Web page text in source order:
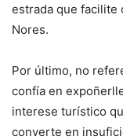
estrada que facilite
Nores.
Por último, no
confía en
interese turístico
converte en